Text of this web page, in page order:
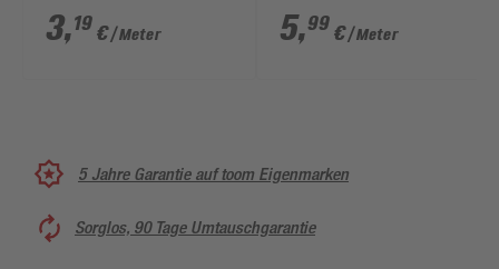
3,19 €/ Meter 5,99 €/ Meter
5 Jahre Garantie auf toom Eigenmarken
Sorglos, 90 Tage Umtauschgarantie